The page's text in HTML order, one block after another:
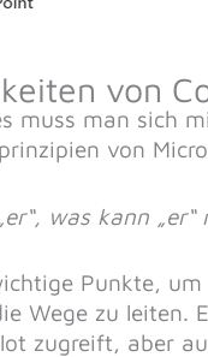
von
muss man sich
von
was kann
Punkte,
Wege zu leiten.
zugreift, aber